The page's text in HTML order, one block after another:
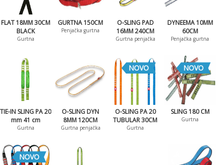
FLAT 18MM 30CM
BLACK
Gurtna
GURTNA 150CM
Penjačka gurtna
O-SLING PAD
16MM 240CM
Gurtna penjačka
DYNEEMA 10MM
60CM
Penjačka gurtna
TIE-IN SLING PA 20
mm 41 cm
Gurtna
O-SLING DYN
8MM 120CM
Gurtna penjačka
NOVO
O-SLING PA 20
TUBULAR 30CM
Gurtna
NOVO
SLING 180 CM
Gurtna
NOVO